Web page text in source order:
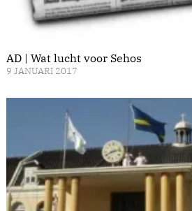
AD | Wat lucht voor Sehos
9 JANUARI 2017